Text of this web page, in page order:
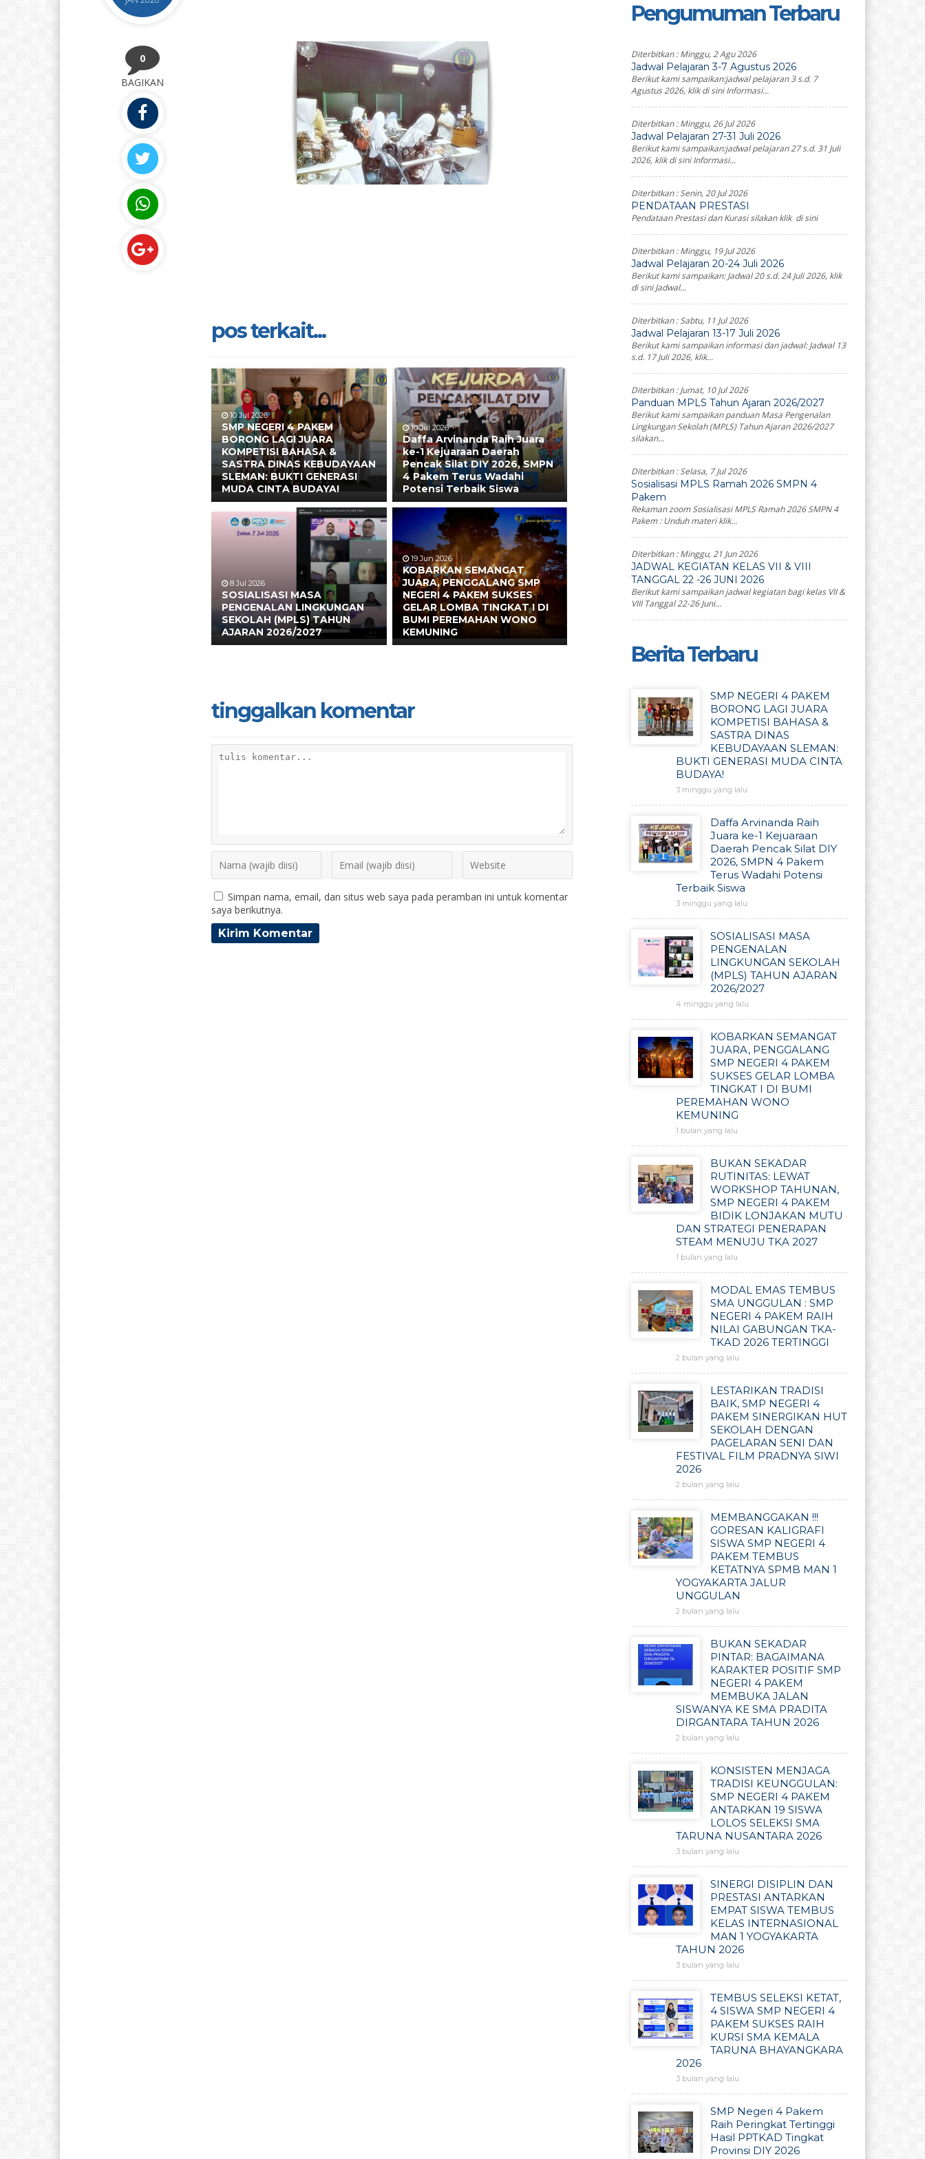
0
BAGIKAN
pos terkait...
10 Jul 2026
SMP NEGERI 4 PAKEM
BORONG LAGI JUARA
KOMPETISI BAHASA &
SASTRA DINAS KEBUDAYAAN
SLEMAN: BUKTI GENERASI
MUDA CINTA BUDAYA!
10 Jul 2026
Daffa Arvinanda Raih Juara
ke-1 Kejuaraan Daerah
Pencak Silat DIY 2026, SMPN
4 Pakem Terus Wadahi
Potensi Terbaik Siswa
8 Jul 2026
SOSIALISASI MASA
PENGENALAN LINGKUNGAN
SEKOLAH (MPLS) TAHUN
AJARAN 2026/2027
19 Jun 2026
KOBARKAN SEMANGAT
JUARA, PENGGALANG SMP
NEGERI 4 PAKEM SUKSES
GELAR LOMBA TINGKAT I DI
BUMI PEREMAHAN WONO
KEMUNING
tinggalkan komentar
Simpan nama, email, dan situs web saya pada peramban ini untuk komentar
saya berikutnya.
Pengumuman Terbaru
Diterbitkan :Minggu, 2 Agu 2026
Jadwal Pelajaran 3-7 Agustus 2026
Berikut kami sampaikan:jadwal pelajaran 3 s.d. 7
Agustus 2026, klik di sini Informasi...
Diterbitkan :Minggu, 26 Jul 2026
Jadwal Pelajaran 27-31 Juli 2026
Berikut kami sampaikan:jadwal pelajaran 27 s.d. 31 Juli
2026, klik di sini Informasi...
Diterbitkan :Senin, 20 Jul 2026
PENDATAAN PRESTASI
Pendataan Prestasi dan Kurasi silakan klik di sini
Diterbitkan :Minggu, 19 Jul 2026
Jadwal Pelajaran 20-24 Juli 2026
Berikut kami sampaikan: Jadwal 20 s.d. 24 Juli 2026, klik
di sini Jadwal...
Diterbitkan :Sabtu, 11 Jul 2026
Jadwal Pelajaran 13-17 Juli 2026
Berikut kami sampaikan informasi dan jadwal: Jadwal 13
s.d. 17 Juli 2026, klik...
Diterbitkan :Jumat, 10 Jul 2026
Panduan MPLS Tahun Ajaran 2026/2027
Berikut kami sampaikan panduan Masa Pengenalan
Lingkungan Sekolah (MPLS) Tahun Ajaran 2026/2027
silakan...
Diterbitkan :Selasa, 7 Jul 2026
Sosialisasi MPLS Ramah 2026 SMPN 4
Pakem
Rekaman zoom Sosialisasi MPLS Ramah 2026 SMPN 4
Pakem : Unduh materi klik...
Diterbitkan :Minggu, 21 Jun 2026
JADWAL KEGIATAN KELAS VII & VIII
TANGGAL 22 -26 JUNI 2026
Berikut kami sampaikan jadwal kegiatan bagi kelas VII &
VIII Tanggal 22-26 Juni...
Berita Terbaru
SMP NEGERI 4 PAKEM
BORONG LAGI JUARA
KOMPETISI BAHASA &
SASTRA DINAS
KEBUDAYAAN SLEMAN:
BUKTI GENERASI MUDA CINTA
BUDAYA!
3 minggu yang lalu
Daffa Arvinanda Raih
Juara ke-1 Kejuaraan
Daerah Pencak Silat DIY
2026, SMPN 4 Pakem
Terus Wadahi Potensi
Terbaik Siswa
3 minggu yang lalu
SOSIALISASI MASA
PENGENALAN
LINGKUNGAN SEKOLAH
(MPLS) TAHUN AJARAN
2026/2027
4 minggu yang lalu
KOBARKAN SEMANGAT
JUARA, PENGGALANG
SMP NEGERI 4 PAKEM
SUKSES GELAR LOMBA
TINGKAT I DI BUMI
PEREMAHAN WONO
KEMUNING
1 bulan yang lalu
BUKAN SEKADAR
RUTINITAS: LEWAT
WORKSHOP TAHUNAN,
SMP NEGERI 4 PAKEM
BIDIK LONJAKAN MUTU
DAN STRATEGI PENERAPAN
STEAM MENUJU TKA 2027
1 bulan yang lalu
MODAL EMAS TEMBUS
SMA UNGGULAN : SMP
NEGERI 4 PAKEM RAIH
NILAI GABUNGAN TKA-
TKAD 2026 TERTINGGI
2 bulan yang lalu
LESTARIKAN TRADISI
BAIK, SMP NEGERI 4
PAKEM SINERGIKAN HUT
SEKOLAH DENGAN
PAGELARAN SENI DAN
FESTIVAL FILM PRADNYA SIWI
2026
2 bulan yang lalu
MEMBANGGAKAN !!!
GORESAN KALIGRAFI
SISWA SMP NEGERI 4
PAKEM TEMBUS
KETATNYA SPMB MAN 1
YOGYAKARTA JALUR
UNGGULAN
2 bulan yang lalu
BUKAN SEKADAR
PINTAR: BAGAIMANA
KARAKTER POSITIF SMP
NEGERI 4 PAKEM
MEMBUKA JALAN
SISWANYA KE SMA PRADITA
DIRGANTARA TAHUN 2026
2 bulan yang lalu
KONSISTEN MENJAGA
TRADISI KEUNGGULAN:
SMP NEGERI 4 PAKEM
ANTARKAN 19 SISWA
LOLOS SELEKSI SMA
TARUNA NUSANTARA 2026
3 bulan yang lalu
SINERGI DISIPLIN DAN
PRESTASI ANTARKAN
EMPAT SISWA TEMBUS
KELAS INTERNASIONAL
MAN 1 YOGYAKARTA
TAHUN 2026
3 bulan yang lalu
TEMBUS SELEKSI KETAT,
4 SISWA SMP NEGERI 4
PAKEM SUKSES RAIH
KURSI SMA KEMALA
TARUNA BHAYANGKARA
2026
3 bulan yang lalu
SMP Negeri 4 Pakem
Raih Peringkat Tertinggi
Hasil PPTKAD Tingkat
Provinsi DIY 2026